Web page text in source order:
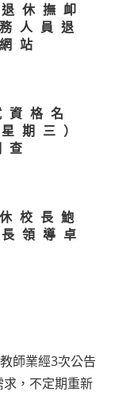
休撫卹
人員退
站
資格名
期三）
校長鮑
領導卓
師業經3次公告
，不定期重新